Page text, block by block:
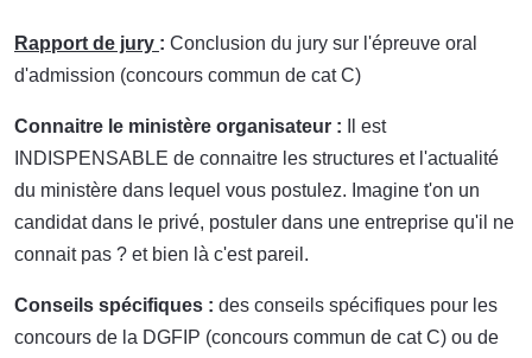
Rapport de jury : Conclusion du jury sur l'épreuve oral
d'admission (concours commun de cat C)
Connaitre le ministère organisateur : Il est
INDISPENSABLE de connaitre les structures et l'actualité
du ministère dans lequel vous postulez. Imagine t'on un
candidat dans le privé, postuler dans une entreprise qu'il ne
connait pas ? et bien là c'est pareil.
Conseils spécifiques : des conseils spécifiques pour les
concours de la DGFIP (concours commun de cat C) ou de